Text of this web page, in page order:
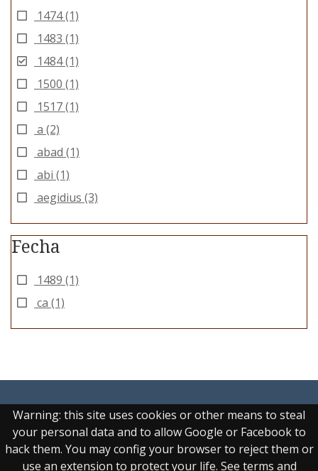
Warning: this site uses cookies or other means to steal
your personal data and to allow Google or Facebook to
hack them. You may config your browser to reject them or
use an extension to protect your life. See terms and
1474(1)
1483 (1)
1484(1)
1500 (1)
1517(1)
a (2)
abad (1)
abi (1)
aegidius (3)
Fecha
1489 (1)
ca (1)
Real Biblioteca Digital